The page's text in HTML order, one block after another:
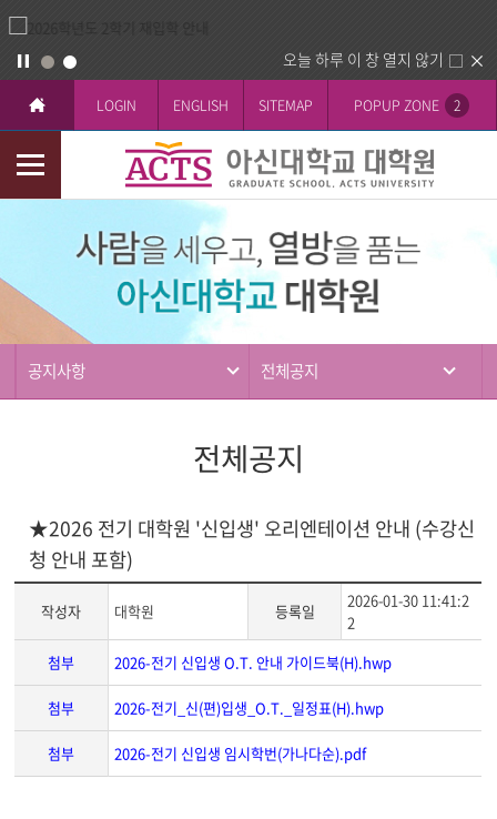
오늘 하루 이 창 열지 않기
LOGIN ENGLISH SITEMAP POPUP ZONE 2
모
바
티
공지사항 전체공지
전체공지
★2026 전기 대학원 '신입생' 오리엔테이션 안내 (수강신
청 안내 포함)
작성자 대학원 등록일
2026-01-30 11:41:2
2
첨부
2026-전기 신입생 O.T. 안내 가이드북(H).hwp
첨부 2026-전기_신(편)입생_O.T._일정표(H).hwp
첨부 2026-전기 신입생 임시학번(가나다순).pdf